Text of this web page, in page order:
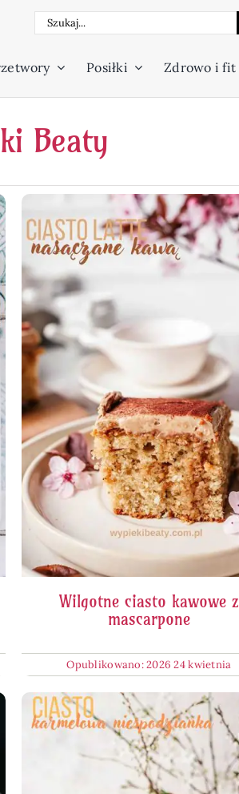
Szukaj
Posiłki Zdrowo i fit
Beaty
Wilgotne ciasto kawowe z
mascarpone
Opublikowano: 2026 24 kwietnia